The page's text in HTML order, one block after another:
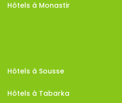
Hôtels à Monastir
Hôtels à Sousse
Hôtels à Tabarka